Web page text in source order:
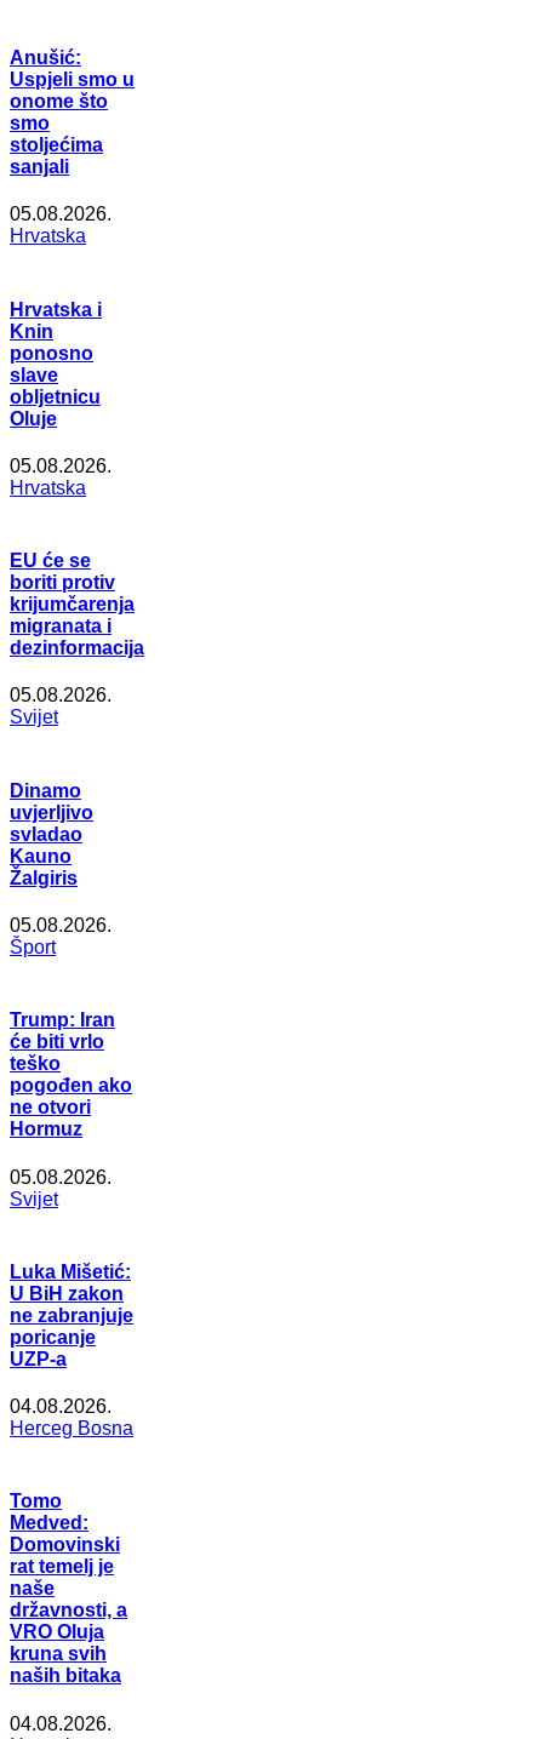
Anušić:
Uspjeli smo u
onome što
smo
stoljećima
sanjali
05.08.2026.
Hrvatska
Hrvatska i
Knin
ponosno
slave
obljetnicu
Oluje
05.08.2026.
Hrvatska
EU će se
boriti protiv
krijumčarenja
migranata i
dezinformacija
05.08.2026.
Svijet
Dinamo
uvjerljivo
svladao
Kauno
Žalgiris
05.08.2026.
Šport
Trump: Iran
će biti vrlo
teško
pogođen ako
ne otvori
Hormuz
05.08.2026.
Svijet
Luka Mišetić:
U BiH zakon
ne zabranjuje
poricanje
UZP-a
04.08.2026.
Herceg Bosna
Tomo
Medved:
Domovinski
rat temelj je
naše
državnosti, a
VRO Oluja
kruna svih
naših bitaka
04.08.2026.